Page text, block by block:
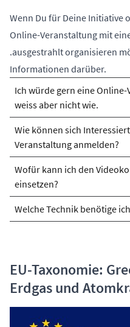
Wenn Du für Deine Initiative
Online-Veranstaltung mit
.ausgestrahlt organisieren
Informationen darüber.
Ich würde gern eine
weiss aber nicht wie.
Wir beraten Dich gern zur
einer Online-Veranstaltung
.ausgestrahlt. Komm dafür
Wie können sich
Veranstaltung anmelden?
Interessierte können sich
Mail mit allen notwendigen
Wofür kann ich den
einsetzen?
Zoom ist ein Online-
aber auch Online-Meetings,
Pressekonferenzen. Die
nicht registrieren, nur
Welche Technik benötige
Lautsprechern und
Alternativ funktioniert auch
und Mikrofon, allerdings
wie z.B. das Anzeigen von
EU-Taxonomie:
Erdgas und